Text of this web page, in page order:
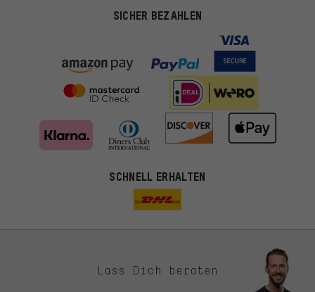
SICHER BEZAHLEN
SCHNELL ERHALTEN
Lass Dich beraten